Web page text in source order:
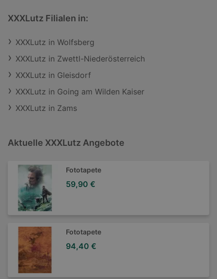
XXXLutz Filialen in:
XXXLutz in Wolfsberg
XXXLutz in Zwettl-Niederösterreich
XXXLutz in Gleisdorf
XXXLutz in Going am Wilden Kaiser
XXXLutz in Zams
Aktuelle XXXLutz Angebote
Fototapete
59,90 €
Fototapete
94,40 €